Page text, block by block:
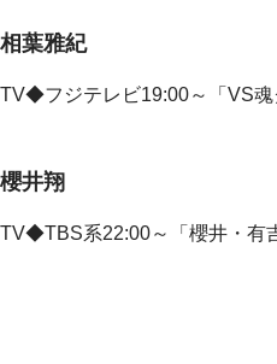
相葉雅紀
TV◆フジテレビ19:00～「VS魂
櫻井翔
TV◆TBS系22:00～「櫻井・有